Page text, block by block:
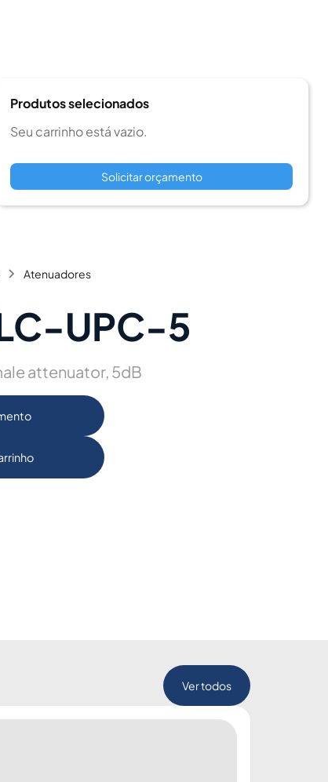
Atenuadores
UPC-5
attenuator, 5dB
Ver todos
Produtos selecionados
Seu carrinho está vazio.
Solicitar orçamento